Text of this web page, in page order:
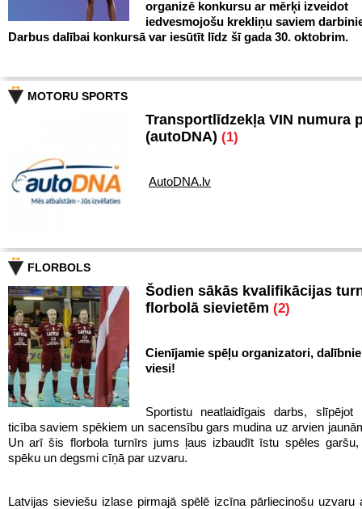
organizē konkursu ar mērķi izveidot
iedvesmojošu krekliņu saviem
Darbus dalībai konkursā var iesūtīt līdz šī gada 30. oktobrim.
MOTORU SPORTS
Transportlīdzekļa VIN numura
(autoDNA) (1)
AutoDNA.lv
FLORBOLS
Šodien sākās kvalifikācijas
florbolā sievietēm (2)
Cienījamie spēļu organizatori,
viesi!
Sportistu neatlaidīgais darbs, slīpējot
ticība saviem spēkiem un sacensību gars mudina uz arvien
Un arī šis florbola turnīrs jums ļaus izbaudīt īstu spēles garšu,
spēku un degsmi cīņā par uzvaru.
Latvijas sieviešu izlase pirmajā spēlē izcīna pārliecinošu uzvaru